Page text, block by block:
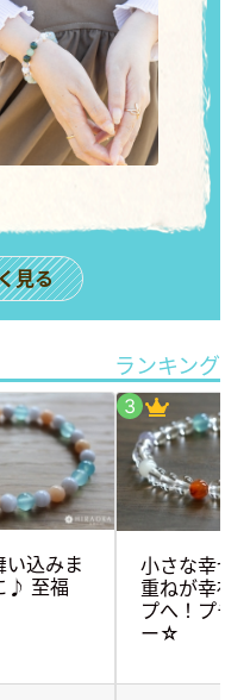
見る
ランキング
い込みま
♪ 至福
小さな幸
重ねが幸
プへ！プ
ー☆